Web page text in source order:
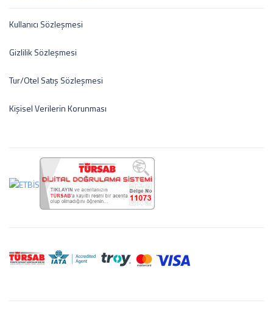
Kullanıcı Sözleşmesi
Gizlilik Sözleşmesi
Tur/Otel Satış Sözleşmesi
Kişisel Verilerin Korunması